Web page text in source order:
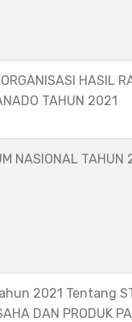
HASIL
TAHUN 2021
NASIONAL TAHUN
2021 Tentang
DAN PRODUK